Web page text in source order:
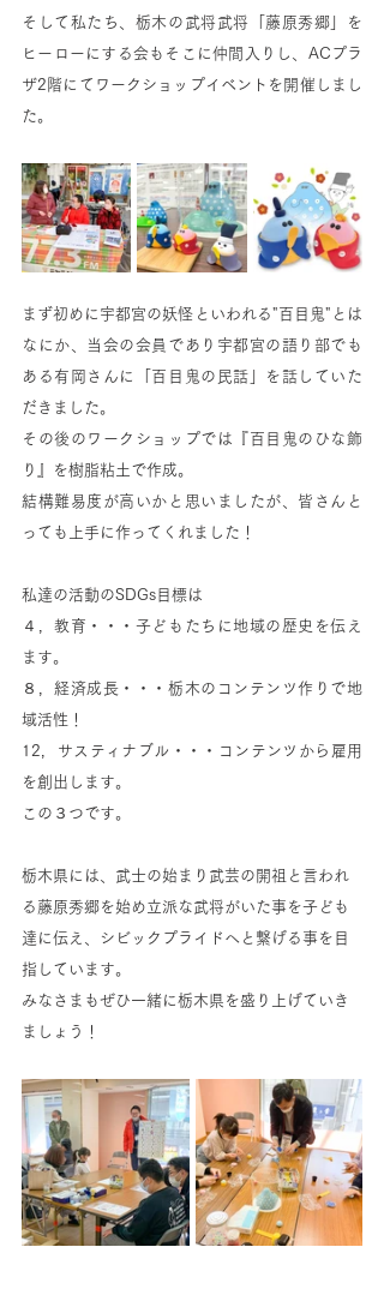
そして私たち、栃木の武将武将「藤原秀郷」を
ヒーローにする会もそこに仲間入りし、ACプラ
ザ2階にてワークショップイベントを開催しまし
た。
まず初めに宇都宮の妖怪といわれる"百目鬼"とは
なにか、当会の会員であり宇都宮の語り部でも
ある有岡さんに「百目鬼の民話」を話していた
だきました。
その後のワークショップでは『百目鬼のひな飾
り』を樹脂粘土で作成。
結構難易度が高いかと思いましたが、皆さんと
っても上手に作ってくれました！
私達の活動のSDGs目標は
４，教育・・・子どもたちに地域の歴史を伝え
ます。
８，経済成長・・・栃木のコンテンツ作りで地
域活性！
12，サスティナブル・・・コンテンツから雇用
を創出します。
この３つです。
栃木県には、武士の始まり武芸の開祖と言われ
る藤原秀郷を始め立派な武将がいた事を子ども
達に伝え、シビックプライドへと繋げる事を目
指しています。
みなさまもぜひ一緒に栃木県を盛り上げていき
ましょう！